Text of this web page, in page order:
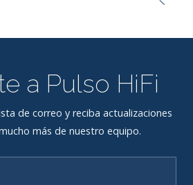
a Pulso HiFi
de correo y reciba actualizaciones
más de nuestro equipo.